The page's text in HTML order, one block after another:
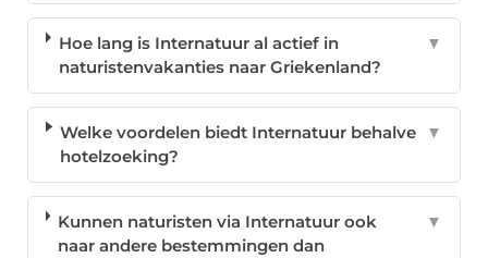
Hoe lang is Internatuur al actief in
naturistenvakanties naar Griekenland?
▼
Welke voordelen biedt Internatuur behalve
hotelzoeking?
▼
Kunnen naturisten via Internatuur ook
naar andere bestemmingen dan
▼